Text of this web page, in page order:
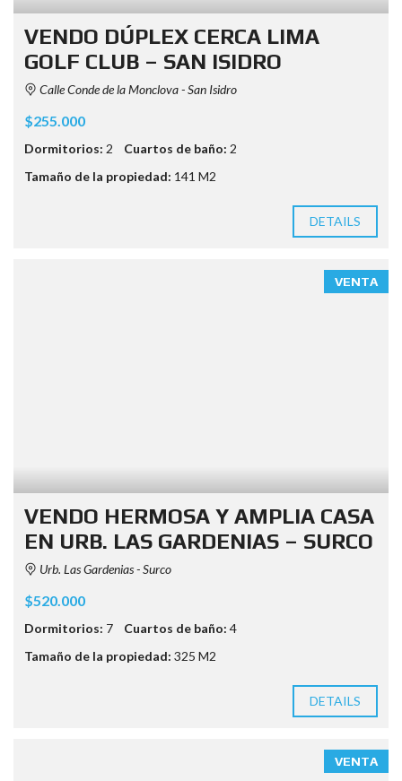
VENDO DÚPLEX CERCA LIMA
GOLF CLUB – SAN ISIDRO
Calle Conde de la Monclova - San Isidro
$255.000
Dormitorios: 2 Cuartos de baño: 2
Tamaño de la propiedad: 141 M2
DETAILS
VENTA
VENDO HERMOSA Y AMPLIA CASA
EN URB. LAS GARDENIAS – SURCO
Urb. Las Gardenias - Surco
$520.000
Dormitorios: 7 Cuartos de baño: 4
Tamaño de la propiedad: 325 M2
DETAILS
VENTA